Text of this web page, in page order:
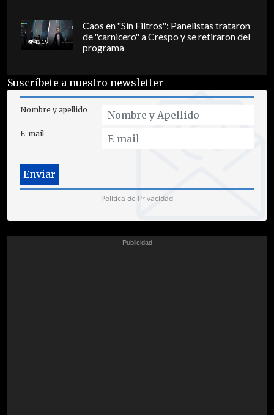
4219
Caos en "Sin Filtros": Panelistas trataron
de "carnicero" a Crespo y se retiraron del
programa
Suscríbete a nuestro newsletter
Nombre y apellido
E-mail
Política de Privacidad